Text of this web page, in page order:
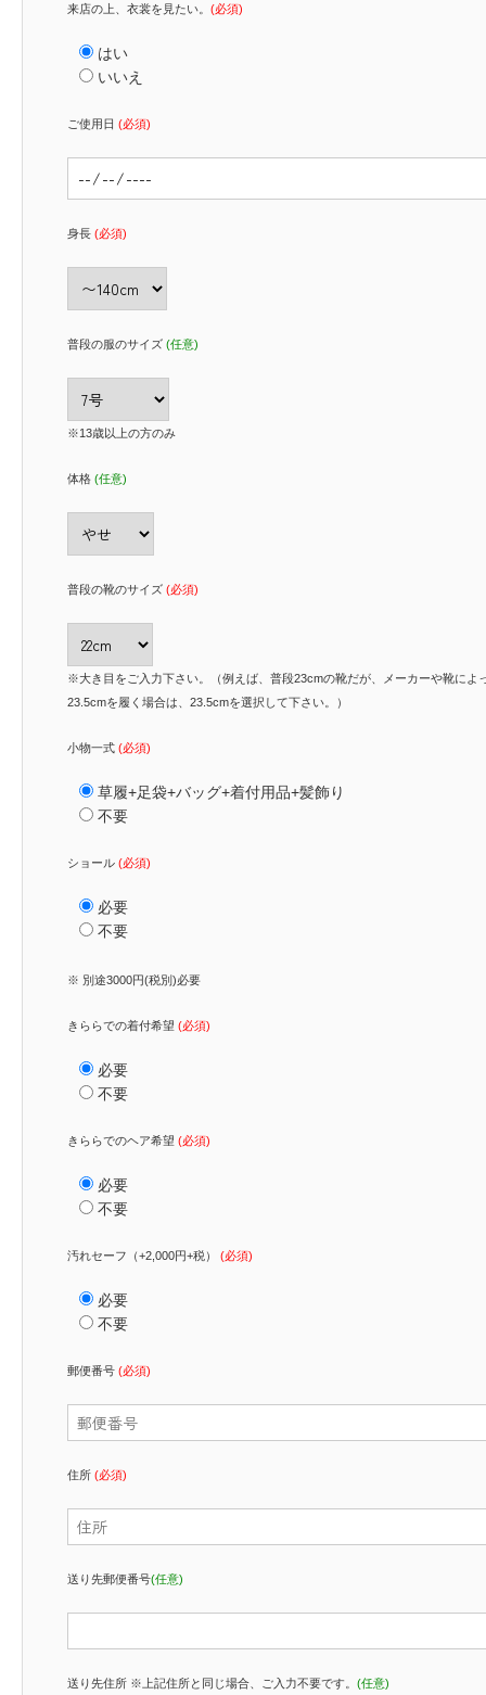
来店の上、衣裳を見たい。 (必須)
はい
いいえ
ご使用日 (必須)
身長 (必須)
普段の服のサイズ (任意)
※13歳以上の方のみ
体格 (任意)
普段の靴のサイズ (必須)
※大き目をご入力下さい。（例えば、普段23cmの靴だが、メーカーや靴によ
23.5cmを履く場合は、23.5cmを選択して下さい。）
小物一式 (必須)
草履+足袋+バッグ+着付用品+髪飾り
不要
ショール (必須)
必要
不要
※ 別途3000円(税別)必要
きららでの着付希望 (必須)
必要
不要
きららでのヘア希望 (必須)
必要
不要
汚れセーフ（+2,000円+税） (必須)
必要
不要
郵便番号 (必須)
住所 (必須)
送り先郵便番号(任意)
送り先住所 ※上記住所と同じ場合、ご入力不要です。 (任意)